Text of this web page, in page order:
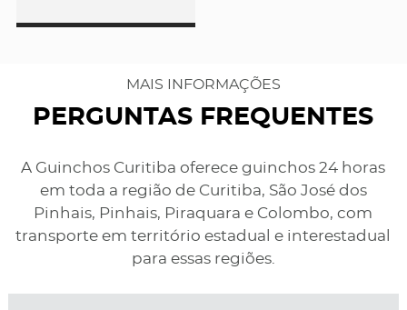
MAIS INFORMAÇÕES
PERGUNTAS FREQUENTES
A Guinchos Curitiba oferece guinchos 24 horas
em toda a região de Curitiba, São José dos
Pinhais, Pinhais, Piraquara e Colombo, com
transporte em território estadual e interestadual
para essas regiões.